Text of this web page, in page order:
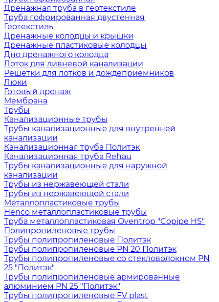
Дренажная труба в геотекстиле
Труба гофрированная двустенная
Геотекстиль
Дренажные колодцы и крышки
Дренажные пластиковые колодцы
Дно дренажного колодца
Лоток для ливневой канализации
Решетки для лотков и дождеприемников
Люки
Готовый дренаж
Мембрана
Трубы
Канализационные трубы
Трубы канализационные для внутренней
канализации
Канализационная труба Политэк
Канализационная труба Rehau
Трубы канализационные для наружной
канализации
Трубы из нержавеющей стали
Трубы из нержавеющей стали
Металлопластиковые трубы
Henco металлопластиковые трубы
Труба металлопластиковая Oventrop "Copipe HS"
Полипропиленовые трубы
Трубы полипропиленовые Политэк
Трубы полипропиленовые PN 20 Политэк
Трубы полипропиленовые со стекловолокном PN
25 "Политэк"
Трубы полипропиленовые армированные
алюминием PN 25 "Политэк"
Трубы полипропиленовые FV plast